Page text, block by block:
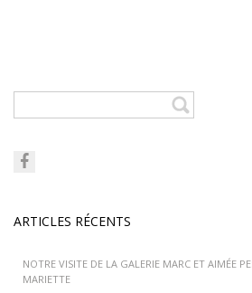
ARTICLES RÉCENTS
NOTRE VISITE DE LA GALERIE MARC ET AIMÉE
MARIETTE